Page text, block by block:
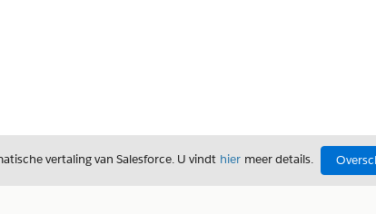
vertaling van Salesforce. U vindt hier meer details.